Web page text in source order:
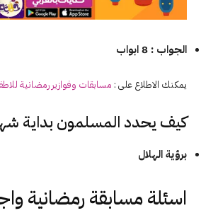
الجواب : 8 ابواب
يمكنك الاطلاع على : مسابقات وفوازير رمضانية
كيف يحدد المسلمون بداية
برؤية الهلال
اسئلة مسابقة رمضانية